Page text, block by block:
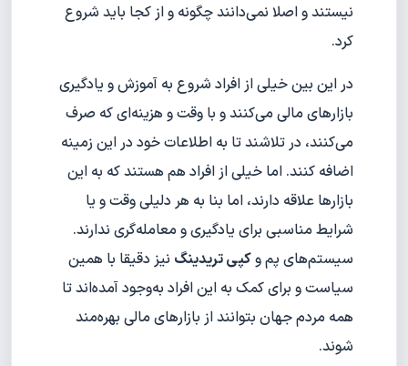
نیستند و اصلا نمی‌دانند چگونه و از کجا باید شروع
کرد.
در این بین خیلی از افراد شروع به آموزش و یادگیری
بازارهای مالی می‌کنند و با وقت و هزینه‌ای که صرف
می‌کنند، در تلاشند تا به اطلاعات خود در این زمینه
اضافه کنند. اما خیلی از افراد هم هستند که به این
بازارها علاقه دارند، اما بنا به هر دلیلی وقت و یا
شرایط مناسبی برای یادگیری و معامله‌گری ندارند.
سیستم‌های پم وکپی تریدینگ نیز دقیقا با همین
سیاست و برای کمک به این افراد به‌وجود آمده‌اند تا
همه مردم جهان بتوانند از بازارهای مالی بهره‌مند
شوند.